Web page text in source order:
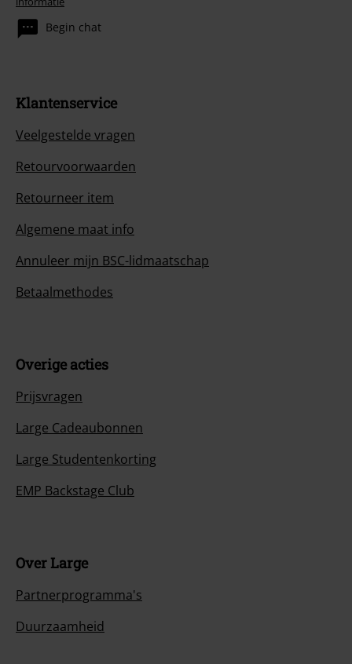
Begin chat
Klantenservice
Veelgestelde vragen
Retourvoorwaarden
Retourneer item
Algemene maat info
Annuleer mijn BSC-lidmaatschap
Betaalmethodes
Overige acties
Prijsvragen
Large Cadeaubonnen
Large Studentenkorting
EMP Backstage Club
Over Large
Partnerprogramma's
Duurzaamheid